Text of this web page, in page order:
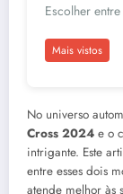
Escolher
Mais vistos
No universo
Cross 2024 e o
intrigante. Este
entre esses dois
atende melhor às